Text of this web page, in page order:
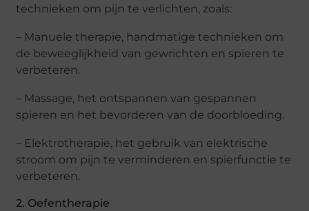
technieken om pijn te verlichten, zoals:
– Manuele therapie, handmatige technieken om
de beweeglijkheid van gewrichten en spieren te
verbeteren.
– Massage, het ontspannen van gespannen
spieren en het bevorderen van de doorbloeding.
– Elektrotherapie, het gebruik van elektrische
stroom om pijn te verminderen en spierfunctie te
verbeteren.
2. Oefentherapie